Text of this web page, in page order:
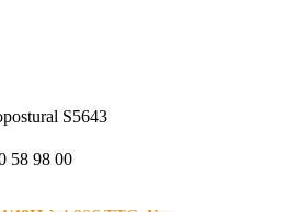
S5643
58 98 00